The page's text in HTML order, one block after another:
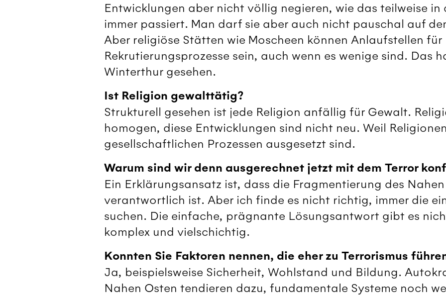
Entwicklungen aber nicht völlig negieren, wie das teilweise in
immer passiert. Man darf sie aber auch nicht pauschal auf
Aber religiöse Stätten wie Moscheen können Anlaufstellen für
Rekrutierungsprozesse sein, auch wenn es wenige sind. Das
Winterthur gesehen.
Ist Religion gewalttätig?
Strukturell gesehen ist jede Religion anfällig für Gewalt.
homogen, diese Entwicklungen sind nicht neu. Weil
gesellschaftlichen Prozessen ausgesetzt sind.
Warum sind wir denn ausgerechnet jetzt mit dem Terror
Ein Erklärungsansatz ist, dass die Fragmentierung des
verantwortlich ist. Aber ich finde es nicht richtig, immer die
suchen. Die einfache, prägnante Lösungsantwort gibt es
komplex und vielschichtig.
Konnten Sie Faktoren nennen, die eher zu Terrorismus
Ja, beispielsweise Sicherheit, Wohlstand und Bildung.
Nahen Osten tendieren dazu, fundamentale Systeme noch